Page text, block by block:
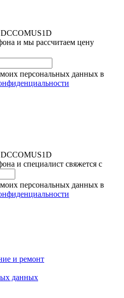
и мы рассчитаем цену
персональных данных в
и специалист свяжется с
персональных данных в
и ремонт
данных